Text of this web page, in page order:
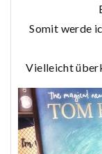
Somit werde
Vielleicht